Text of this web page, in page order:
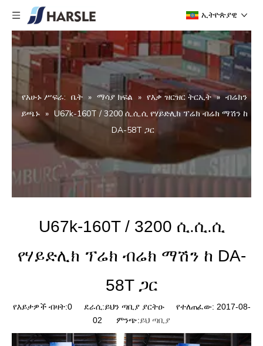
ኢትዮጵያዊ
የአሁኑ ሥፍራ: ቤት » ማሳያ ክፍል » የእቃ ዝርዝር ትርኢት » ብሬክን
ይጫኑ » U67k-160T / 3200 ሲ.ሲ.ሲ የሃይድሊክ ፕሬክ ብሬክ ማሽን ከ
DA-58T ጋር
U67k-160T / 3200 ሲ.ሲ.ሲ
የሃይድሊክ ፕሬክ ብሬክ ማሽን ከ DA-
58T ጋር
የእይታዎች ብዛት:0ደራሲ:ይህን ጣቢያ ያርትዑ የተለጠፈው: 2017-08-
02 ምንጭ:ይህ ጣቢያ